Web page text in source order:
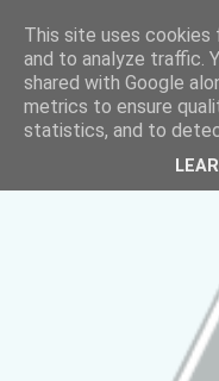
This site uses
and to analyze traffic.
shared with Google
metrics to ensure
statistics, and to